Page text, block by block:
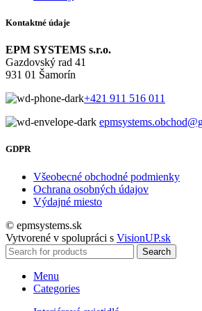
Kontaktné údaje
EPM SYSTEMS s.r.o.
Gazdovský rad 41
931 01 Šamorín
+421 911 516 011
GDPR
Všeobecné obchodné podmienky
Ochrana osobných údajov
Výdajné miesto
© epmsystems.sk
Vytvorené v spolupráci s VisionUP.sk
Search
Menu
Categories